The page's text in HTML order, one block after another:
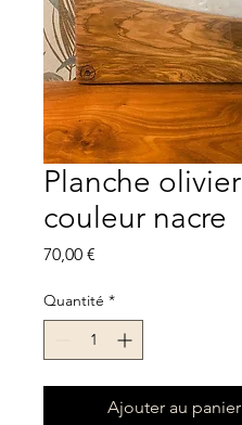
Planche olivier
couleur nacre
70,00 €
Quantité *
Ajouter au panier